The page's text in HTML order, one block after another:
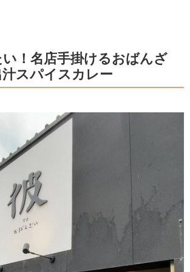
！名店手掛けるおばんざ
スパイスカレー